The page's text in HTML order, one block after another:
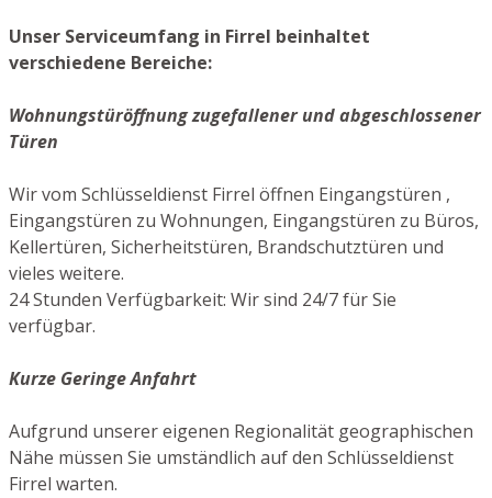
Unser Serviceumfang in Firrel beinhaltet
verschiedene Bereiche:
Wohnungstüröffnung zugefallener und abgeschlossener
Türen
Wir vom Schlüsseldienst Firrel öffnen Eingangstüren ,
Eingangstüren zu Wohnungen, Eingangstüren zu Büros,
Kellertüren, Sicherheitstüren, Brandschutztüren und
vieles weitere.
24 Stunden Verfügbarkeit: Wir sind 24/7 für Sie
verfügbar.
Kurze Geringe Anfahrt
Aufgrund unserer eigenen Regionalität geographischen
Nähe müssen Sie umständlich auf den Schlüsseldienst
Firrel warten.